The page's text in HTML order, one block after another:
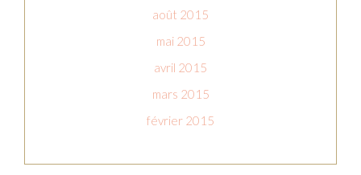
août 2015
mai 2015
avril 2015
mars 2015
février 2015